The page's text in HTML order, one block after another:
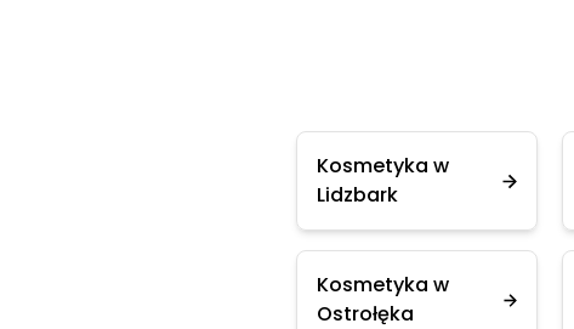
Kosmetyka w
Lidzbark
Kosmetyka w
Ostrołęka